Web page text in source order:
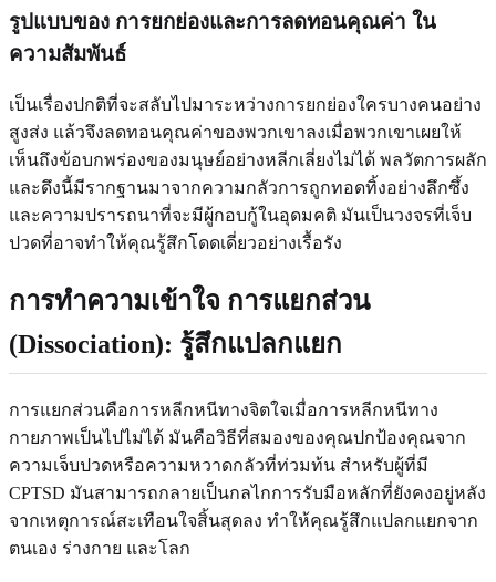
รูปแบบของ การยกย่องและการลดทอนคุณค่า ใน
ความสัมพันธ์
เป็นเรื่องปกติที่จะสลับไปมาระหว่างการยกย่องใครบางคนอย่าง
สูงส่ง แล้วจึงลดทอนคุณค่าของพวกเขาลงเมื่อพวกเขาเผยให้
เห็นถึงข้อบกพร่องของมนุษย์อย่างหลีกเลี่ยงไม่ได้ พลวัตการผลัก
และดึงนี้มีรากฐานมาจากความกลัวการถูกทอดทิ้งอย่างลึกซึ้ง
และความปรารถนาที่จะมีผู้กอบกู้ในอุดมคติ มันเป็นวงจรที่เจ็บ
ปวดที่อาจทำให้คุณรู้สึกโดดเดี่ยวอย่างเรื้อรัง
การทำความเข้าใจ การแยกส่วน
(Dissociation): รู้สึกแปลกแยก
การแยกส่วนคือการหลีกหนีทางจิตใจเมื่อการหลีกหนีทาง
กายภาพเป็นไปไม่ได้ มันคือวิธีที่สมองของคุณปกป้องคุณจาก
ความเจ็บปวดหรือความหวาดกลัวที่ท่วมท้น สำหรับผู้ที่มี
CPTSD มันสามารถกลายเป็นกลไกการรับมือหลักที่ยังคงอยู่หลัง
จากเหตุการณ์สะเทือนใจสิ้นสุดลง ทำให้คุณรู้สึกแปลกแยกจาก
ตนเอง ร่างกาย และโลก